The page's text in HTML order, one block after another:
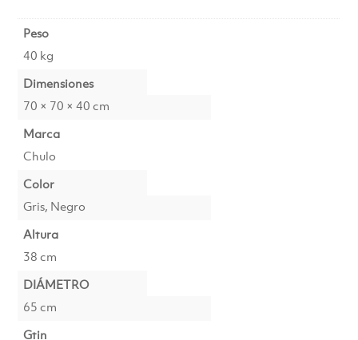
Peso
40 kg
Dimensiones
70 × 70 × 40 cm
Marca
Chulo
Color
Gris, Negro
Altura
38 cm
DIÁMETRO
65 cm
Gtin